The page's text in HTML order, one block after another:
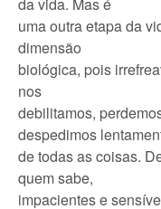
uma outra etapa da
dimensão
biológica, pois
nos
debilitamos,
despedimos
de todas as coisas.
quem sabe,
impacientes e